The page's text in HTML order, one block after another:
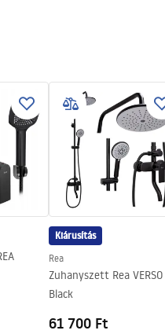
Kiárusítás
Rea
Zuhanyszett Rea VERSO
Black
61 700 Ft